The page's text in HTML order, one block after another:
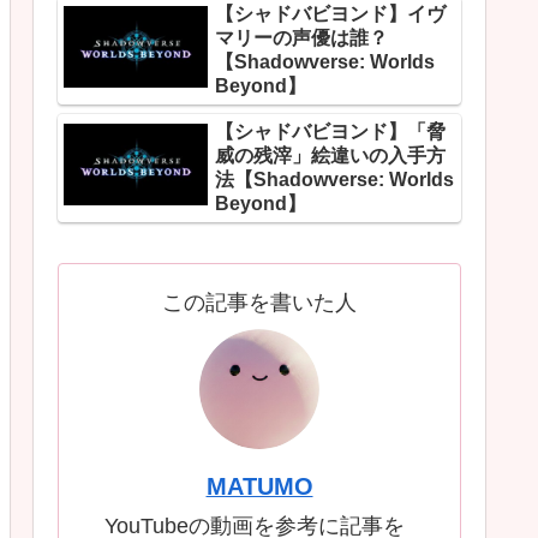
【シャドバビヨンド】イヴ
マリーの声優は誰？
【Shadowverse: Worlds
Beyond】
【シャドバビヨンド】「脅
威の残滓」絵違いの入手方
法【Shadowverse: Worlds
Beyond】
この記事を書いた人
MATUMO
YouTubeの動画を参考に記事を